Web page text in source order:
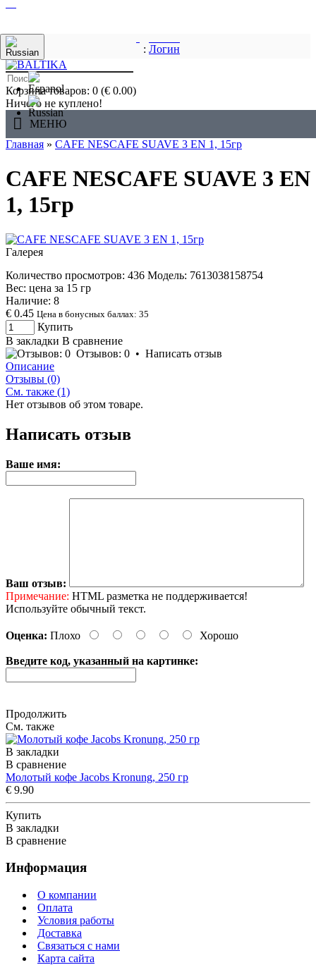
: Логин
Корзина товаров: 0 (€ 0.00)
Ничего не куплено!
МЕНЮ
Главная » CAFE NESCAFE SUAVE 3 EN 1, 15гp
CAFE NESCAFE SUAVE 3 EN
1, 15гp
Галерея
Количество просмотров: 436 Модель: 7613038158754
Вес: цена за 15 гр
Наличие: 8
€ 0.45 Цена в бонусных баллах: 35
Купить
В закладки В сравнение
Отзывов: 0 • Написать отзыв
Описание
Отзывы (0)
См. также (1)
Нет отзывов об этом товаре.
Написать отзыв
Ваше имя:
Ваш отзыв:
Примечание: HTML разметка не поддерживается!
Используйте обычный текст.
Оценка: Плохо Хорошо
Введите код, указанный на картинке:
Продолжить
См. также
В закладки
В сравнение
Молотый кофе Jacobs Kronung, 250 гр
€ 9.90
Купить
В закладки
В сравнение
Информация
О компании
Оплата
Условия работы
Доставка
Связаться с нами
Карта сайта